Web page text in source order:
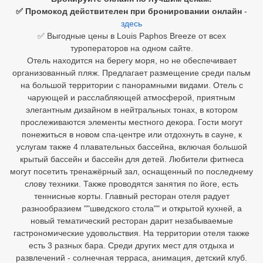
✅ Промокод действителен при бронировании онлайн -
здесь
✅ Выгодные цены в Louis Paphos Breeze от всех
туроператоров на одном сайте.
Отель находится на берегу моря, но не обеспечивает
организованный пляж. Предлагает размещение среди пальм
на большой территории с панорамными видами. Отель с
чарующей и расслабляющей атмосферой, приятным
элегантным дизайном в нейтральных тонах, в котором
прослеживаются элементы местного декора. Гости могут
понежиться в новом спа-центре или отдохнуть в сауне, к
услугам также 4 плавательных бассейна, включая большой
крытый бассейн и бассейн для детей. Любители фитнеса
могут посетить тренажёрный зал, оснащенный по последнему
слову техники. Также проводятся занятия по йоге, есть
теннисные корты. Главный ресторан отеля радует
разнообразием ""шведского стола"" и открытой кухней, а
новый тематический ресторан дарит незабываемые
гастрономические удовольствия. На территории отеля также
есть 3 разных бара. Среди других мест для отдыха и
развлечений - солнечная терраса, анимация, детский клуб.
Вьетнам
Хайнань
Северный Гоа
Южный Гоа
Занзибар
Абхазия
Большой Сочи